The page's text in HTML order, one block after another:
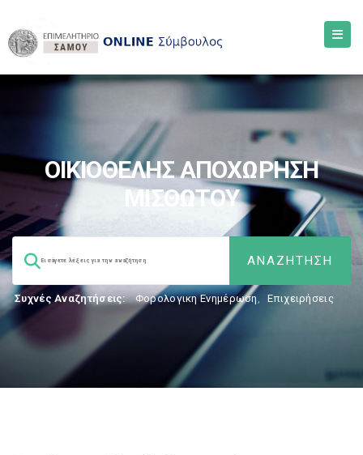
ΟΙΚΙΟΘΕΛΗΣ ΑΠΟΧΩΡΗΣΗ
ΜΙΣΘΩΤΟΥ
Συχνές Αναζητήσεις: Φορολογικη Ενημέρωση, Επιχειρήσεις